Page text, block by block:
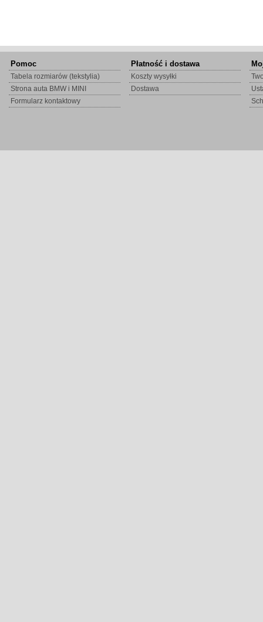
Pomoc
Tabela rozmiarów (tekstylia)
Strona auta BMW i MINI
Formularz kontaktowy
Płatność i dostawa
Koszty wysyłki
Dostawa